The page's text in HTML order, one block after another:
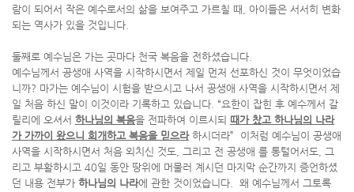
람이 되어서 작은 예수로서의 삶을 보여주고 가르칠 때, 아이들은 서서히 변화
되는 역사가 있을 것입니다.
둘째로 예수님은 가는 곳마다 천국 복음을 전하셨습니다.
예수님께서 공생애 사역을 시작하시면서 제일 먼저 선포하신 것이 무엇이었습
니까? 마가는 예수님이 시험을 받으시고 나서 공생애 사역을 시작하시면서 제
일 처음 하신 말이 이것이라 기록하고 있습니다. “요한이 잡힌 후 예수께서 갈
릴리에 오셔서 하나님의 복음을 전파하여 이르시되 때가 찼고 하나님의 나라
가 가까이 왔으니 회개하고 복음을 믿으라하시더라” 이처럼 예수님이 공생애
사역을 시작하시면서 처음 외치신 것도, 그리고 전 공생애 를 통털어서도, 그
리고 부활하시고 40일 동안 땅위에 머물러 계시던 마지막 순간까지 증언하셨
던 내용 전부가 하나님의 나라에 관한 것이었습니다. 왜 예수님께서 그토록